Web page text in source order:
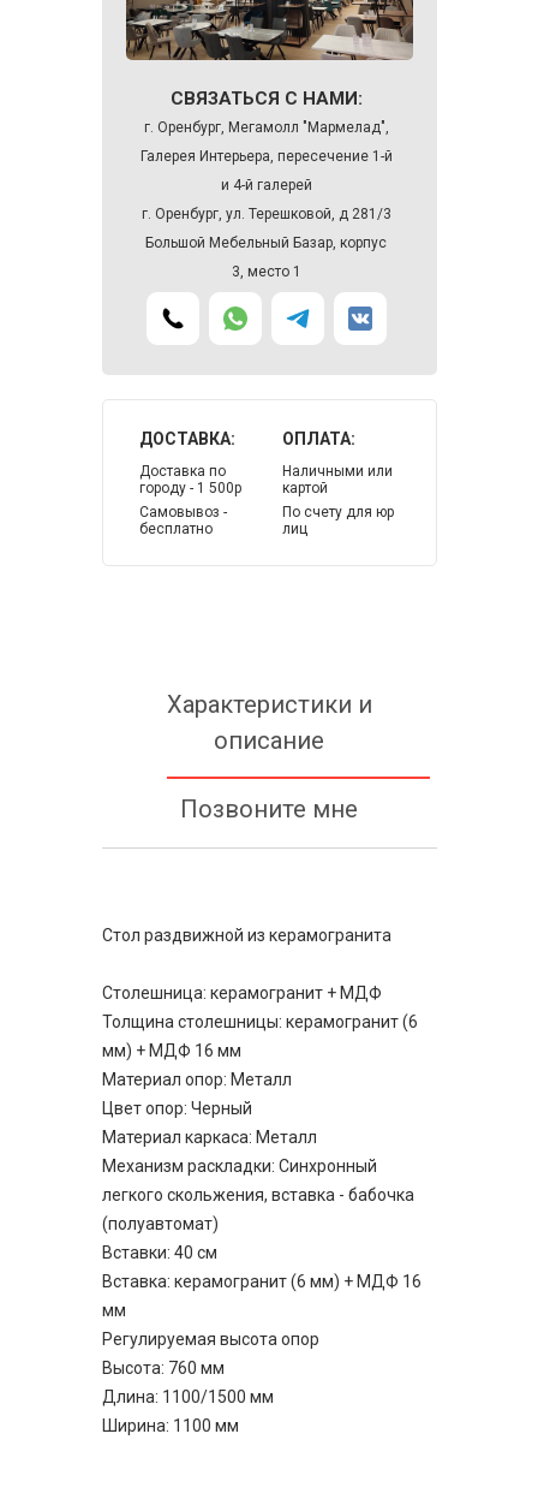
СВЯЗАТЬСЯ С НАМИ:
г. Оренбург, Мегамолл "Мармелад",
Галерея Интерьера, пересечение 1-й
и 4-й галерей
г. Оренбург, ул. Терешковой, д 281/3
Большой Мебельный Базар, корпус
3, место 1
ДОСТАВКА:
Доставка по
городу - 1 500р
Самовывоз -
бесплатно
ОПЛАТА:
Наличными или
картой
По счету для юр
лиц
Характеристики и
описание
Позвоните мне
Стол раздвижной из керамогранита
Столешница: керамогранит + МДФ
Толщина столешницы: керамогранит (6
мм) + МДФ 16 мм
Материал опор: Металл
Цвет опор: Черный
Материал каркаса: Металл
Механизм раскладки: Синхронный
легкого скольжения, вставка - бабочка
(полуавтомат)
Вставки: 40 см
Вставка: керамогранит (6 мм) + МДФ 16
мм
Регулируемая высота опор
Высота: 760 мм
Длина: 1100/1500 мм
Ширина: 1100 мм